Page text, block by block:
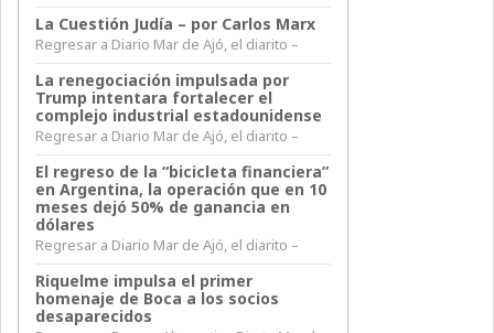
La Cuestión Judía – por Carlos Marx
Regresar a Diario Mar de Ajó, el diarito –
La renegociación impulsada por
Trump intentara fortalecer el
complejo industrial estadounidense
Regresar a Diario Mar de Ajó, el diarito –
El regreso de la “bicicleta financiera”
en Argentina, la operación que en 10
meses dejó 50% de ganancia en
dólares
Regresar a Diario Mar de Ajó, el diarito –
Riquelme impulsa el primer
homenaje de Boca a los socios
desaparecidos